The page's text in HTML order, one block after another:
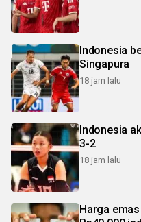
Indonesia
Singapura
18 jam lalu
Indonesia
3-2
18 jam lalu
Harga